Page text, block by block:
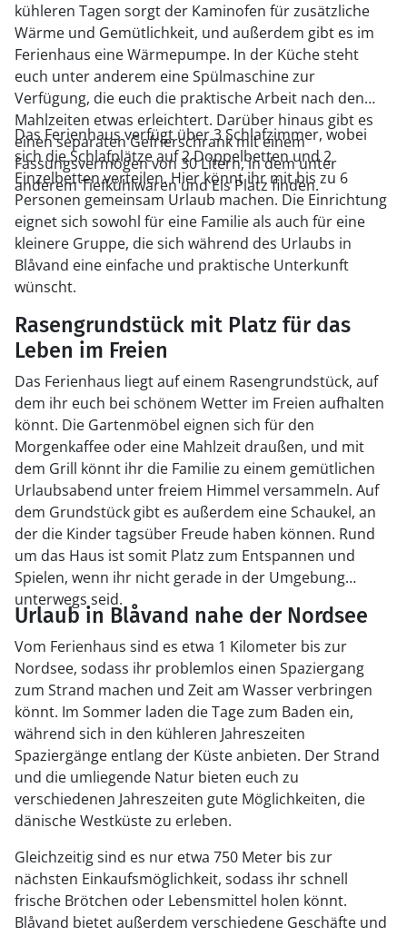
kühleren Tagen sorgt der Kaminofen für zusätzliche
Wärme und Gemütlichkeit, und außerdem gibt es im
Ferienhaus eine Wärmepumpe. In der Küche steht
euch unter anderem eine Spülmaschine zur
Verfügung, die euch die praktische Arbeit nach den
Mahlzeiten etwas erleichtert. Darüber hinaus gibt es
einen separaten Gefrierschrank mit einem
Fassungsvermögen von 30 Litern, in dem unter
anderem Tiefkühlwaren und Eis Platz finden.
Das Ferienhaus verfügt über 3 Schlafzimmer, wobei
sich die Schlafplätze auf 2 Doppelbetten und 2
Einzelbetten verteilen. Hier könnt ihr mit bis zu 6
Personen gemeinsam Urlaub machen. Die Einrichtung
eignet sich sowohl für eine Familie als auch für eine
kleinere Gruppe, die sich während des Urlaubs in
Blåvand eine einfache und praktische Unterkunft
wünscht.
Rasengrundstück mit Platz für das
Leben im Freien
Das Ferienhaus liegt auf einem Rasengrundstück, auf
dem ihr euch bei schönem Wetter im Freien aufhalten
könnt. Die Gartenmöbel eignen sich für den
Morgenkaffee oder eine Mahlzeit draußen, und mit
dem Grill könnt ihr die Familie zu einem gemütlichen
Urlaubsabend unter freiem Himmel versammeln. Auf
dem Grundstück gibt es außerdem eine Schaukel, an
der die Kinder tagsüber Freude haben können. Rund
um das Haus ist somit Platz zum Entspannen und
Spielen, wenn ihr nicht gerade in der Umgebung
unterwegs seid.
Urlaub in Blåvand nahe der Nordsee
Vom Ferienhaus sind es etwa 1 Kilometer bis zur
Nordsee, sodass ihr problemlos einen Spaziergang
zum Strand machen und Zeit am Wasser verbringen
könnt. Im Sommer laden die Tage zum Baden ein,
während sich in den kühleren Jahreszeiten
Spaziergänge entlang der Küste anbieten. Der Strand
und die umliegende Natur bieten euch zu
verschiedenen Jahreszeiten gute Möglichkeiten, die
dänische Westküste zu erleben.
Gleichzeitig sind es nur etwa 750 Meter bis zur
nächsten Einkaufsmöglichkeit, sodass ihr schnell
frische Brötchen oder Lebensmittel holen könnt.
Blåvand bietet außerdem verschiedene Geschäfte und